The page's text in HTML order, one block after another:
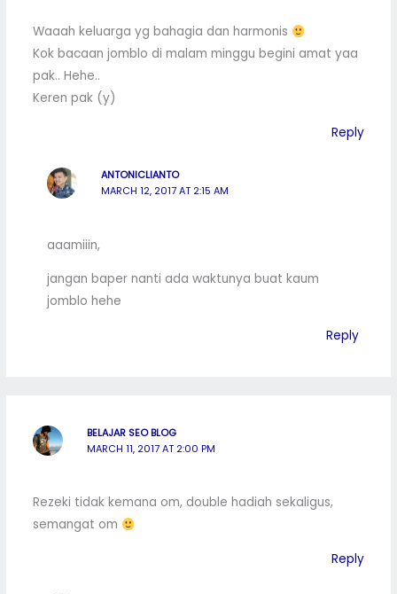
Waaah keluarga yg bahagia dan harmonis
Kok bacaan jomblo di malam minggu begini amat yaa
pak.. Hehe..
Keren pak (y)
Reply
ANTONICLIANTO
MARCH 12, 2017 AT 2:15 AM
aaamiiin,
jangan baper nanti ada waktunya buat kaum
jomblo hehe
Reply
BELAJAR SEO BLOG
MARCH 11, 2017 AT 2:00 PM
Rezeki tidak kemana om, double hadiah sekaligus,
semangat om
Reply